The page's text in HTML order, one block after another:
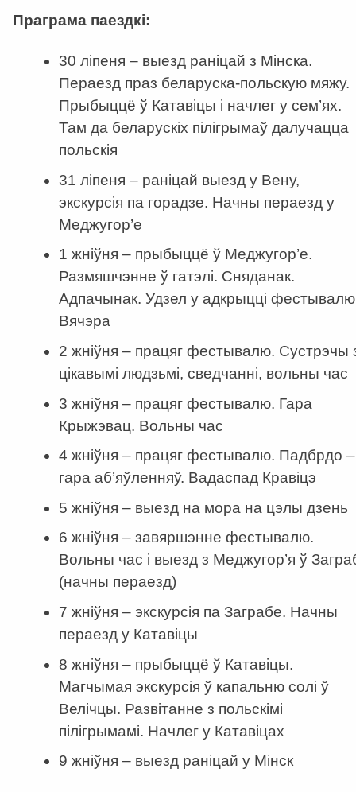
Праграма паездкі:
30 ліпеня – выезд раніцай з Мінска.
Пераезд праз беларуска-польскую мяжу.
Прыбыццё ў Катавіцы і начлег у сем’ях.
Там да беларускіх пілігрымаў далучацца
польскія
31 ліпеня – раніцай выезд у Вену,
экскурсія па горадзе. Начны пераезд у
Меджугор’е
1 жніўня – прыбыццё ў Меджугор’е.
Размяшчэнне ў гатэлі. Сняданак.
Адпачынак. Удзел у адкрыцці
Вячэра
2 жніўня – працяг фестывалю. Сустрэчы
цікавымі людзьмі, сведчанні, вольны час
3 жніўня – працяг фестывалю. Гара
Крыжэвац. Вольны час
4 жніўня – працяг фестывалю. Падбрдо –
гара аб’яўленняў. Вадаспад Кравіцэ
5 жніўня – выезд на мора на цэлы дзень
6 жніўня – завяршэнне фестывалю.
Вольны час і выезд з Меджугор’я ў
(начны пераезд)
7 жніўня – экскурсія па Заграбе. Начны
пераезд у Катавіцы
8 жніўня – прыбыццё ў Катавіцы.
Магчымая экскурсія ў капальню солі ў
Велічцы. Развітанне з польскімі
пілігрымамі. Начлег у Катавіцах
9 жніўня – выезд раніцай у Мінск